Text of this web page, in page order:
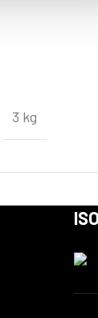
3 kg